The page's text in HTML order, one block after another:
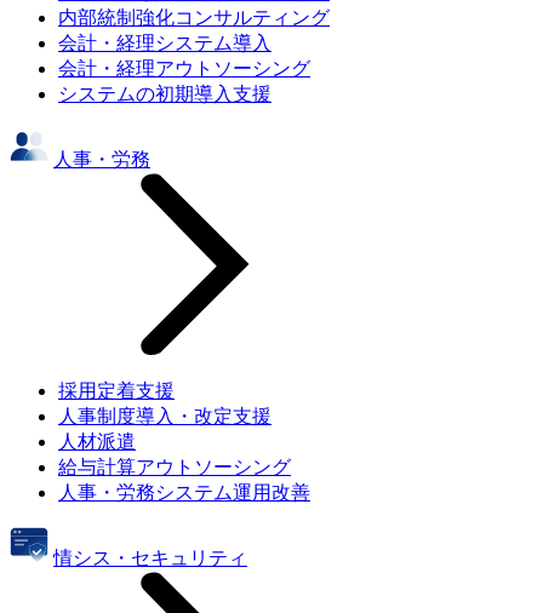
内部統制強化コンサルティング
会計・経理システム導入
会計・経理アウトソーシング
システムの初期導入支援
人事・労務
採用定着支援
人事制度導入・改定支援
人材派遣
給与計算アウトソーシング
人事・労務システム運用改善
情シス・セキュリティ